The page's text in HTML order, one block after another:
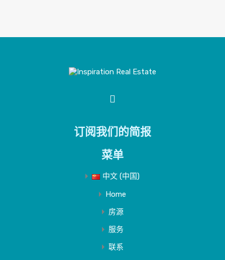
订阅我们的简报
菜单
中文 (中国)
Home
房源
服务
联系